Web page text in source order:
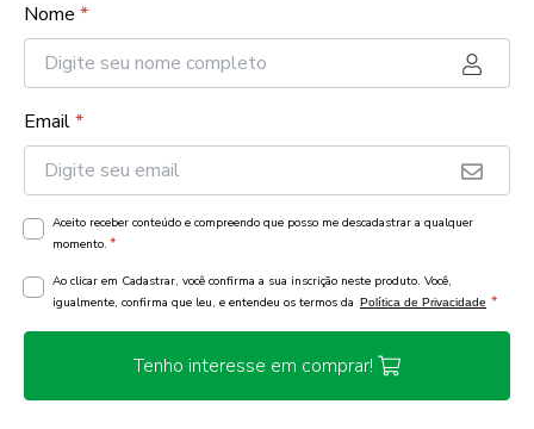
Nome *
Email*
Aceito receber conteúdo e compreendo que posso me descadastrar a qualquer
momento. *
Ao clicar em Cadastrar, você confirma a sua inscrição neste produto. Você,
igualmente, confirma que leu, e entendeu os termos da Política de Privacidade *
Tenho interesse em comprar!